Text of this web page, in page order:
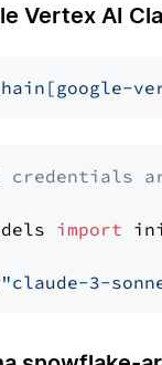
Vertex AI
credentials
import
"claude-3-